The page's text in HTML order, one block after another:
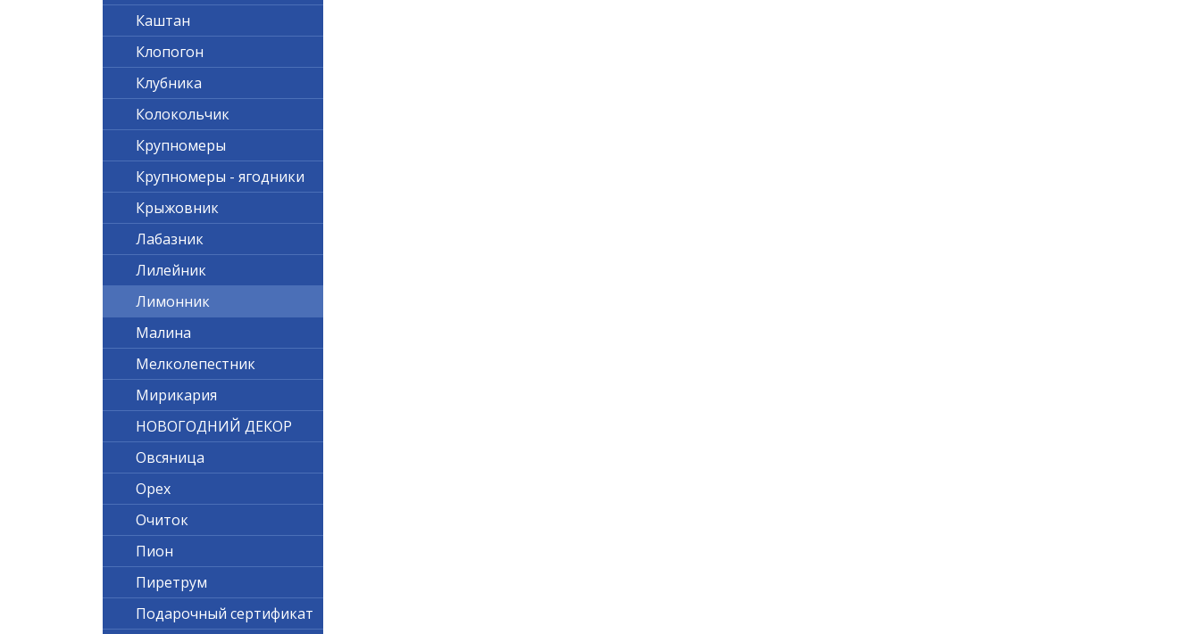
Каштан
Клопогон
Клубника
Колокольчик
Крупномеры
Крупномеры - ягодники
Крыжовник
Лабазник
Лилейник
Лимонник
Малина
Мелколепестник
Мирикария
НОВОГОДНИЙ ДЕКОР
Овсяница
Орех
Очиток
Пион
Пиретрум
Подарочный сертификат